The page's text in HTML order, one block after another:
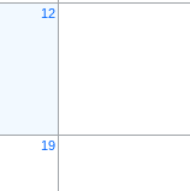
12
19